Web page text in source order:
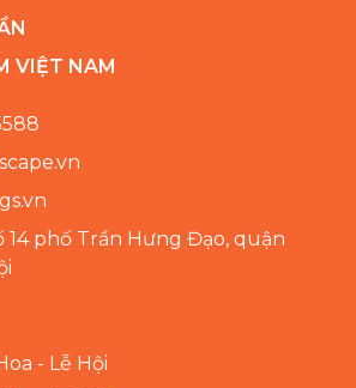
VIỆT NAM
14 phố Trần Hưng Đạo, quận
- Lễ Hội